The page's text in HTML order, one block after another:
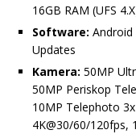
16GB RAM (UFS
Software: Android
Updates
Kamera: 50MP
50MP Periskop
10MP Telephoto
4K@30/60/120fps,